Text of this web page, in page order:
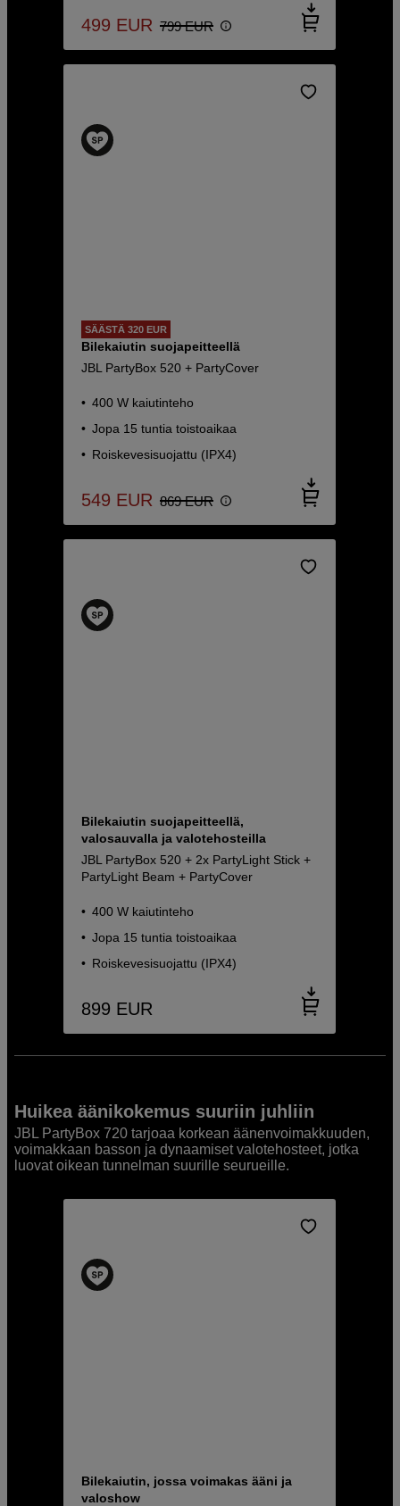
499 EUR 799 EUR
SÄÄSTÄ 320 EUR
Bilekaiutin suojapeitteellä
JBL PartyBox 520 + PartyCover
400 W kaiutinteho
Jopa 15 tuntia toistoaikaa
Roiskevesisuojattu (IPX4)
549 EUR 869 EUR
Bilekaiutin suojapeitteellä,
valosauvalla ja valotehosteilla
JBL PartyBox 520 + 2x PartyLight Stick +
PartyLight Beam + PartyCover
400 W kaiutinteho
Jopa 15 tuntia toistoaikaa
Roiskevesisuojattu (IPX4)
899 EUR
Huikea äänikokemus suuriin juhliin
JBL PartyBox 720 tarjoaa korkean äänenvoimakkuuden,
voimakkaan basson ja dynaamiset valotehosteet, jotka
luovat oikean tunnelman suurille seurueille.
Bilekaiutin, jossa voimakas ääni ja
valoshow